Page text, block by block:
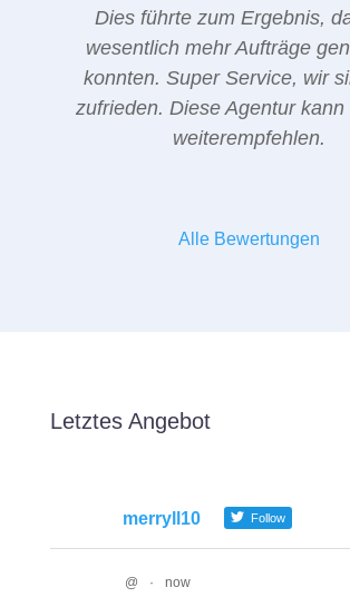
Dies führte zum Ergebnis,
wesentlich mehr Aufträge
konnten. Super Service, wir
zufrieden. Diese Agentur kann
weiterempfehlen.
Alle Bewertungen
Letztes Angebot
merryll10 Follow
@ · now